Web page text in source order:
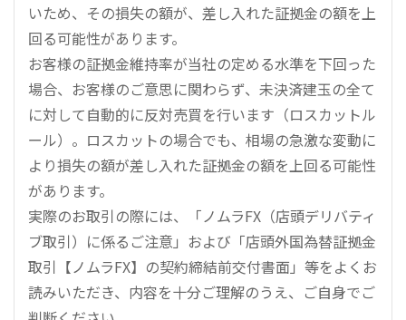
いため、その損失の額が、差し入れた証拠金の額を上
回る可能性があります。
お客様の証拠金維持率が当社の定める水準を下回った
場合、お客様のご意思に関わらず、未決済建玉の全て
に対して自動的に反対売買を行います（ロスカットル
ール）。ロスカットの場合でも、相場の急激な変動に
より損失の額が差し入れた証拠金の額を上回る可能性
があります。
実際のお取引の際には、「ノムラFX（店頭デリバティ
ブ取引）に係るご注意」および「店頭外国為替証拠金
取引【ノムラFX】の契約締結前交付書面」等をよくお
読みいただき、内容を十分ご理解のうえ、ご自身でご